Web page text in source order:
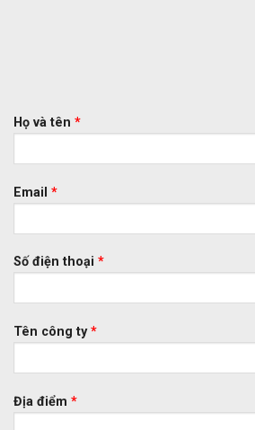
Họ và tên *
Email *
Số điện thoại *
Tên công ty*
Địa điểm *